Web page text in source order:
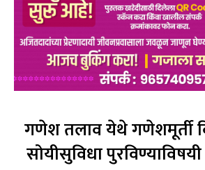
गणेश तलाव येथे गणेशमूर्ती
सोयीसुविधा